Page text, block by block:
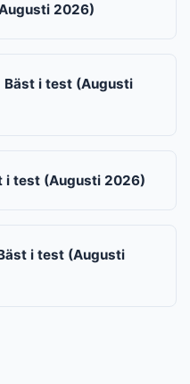
2026)
i test (Augusti
i test (Augusti 2026)
i test (Augusti